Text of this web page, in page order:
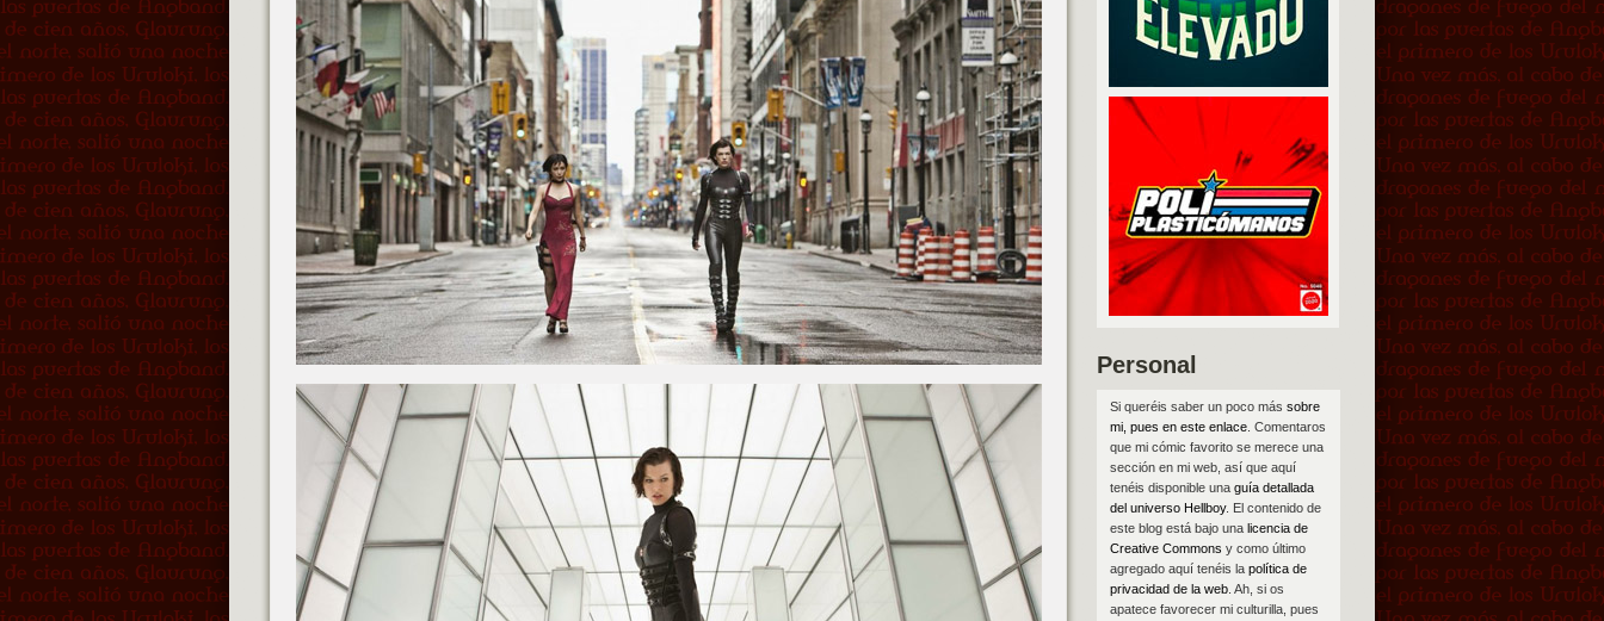
Personal
Si queréis saber un poco más sobre
mi, pues en este enlace. Comentaros
que mi cómic favorito se merece una
sección en mi web, así que aquí
tenéis disponible una guía detallada
del universo Hellboy. El contenido de
este blog está bajo una licencia de
Creative Commons y como último
agregado aquí tenéis la política de
privacidad de la web. Ah, si os
apatece favorecer mi culturilla, pues